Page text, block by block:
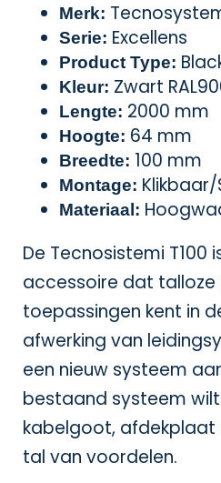
Merk:
Serie: Excellens
Product Type:
Kleur: Zwart
Lengte: 2000 mm
Hoogte: 64 mm
Breedte: 100 mm
Montage:
Materiaal:
De Tecnosistemi T100
accessoire dat talloze
toepassingen kent in
afwerking van
een nieuw systeem
bestaand systeem
kabelgoot, afdekplaat
tal van voordelen.